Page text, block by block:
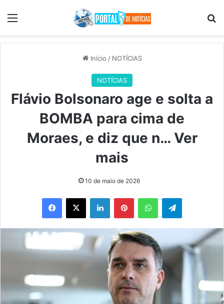
Menu
Início / NOTÍCIAS
NOTÍCIAS
Flávio Bolsonaro age e solta a
BOMBA para cima de
Moraes, e diz que n… Ver
mais
10 de maio de 2026
Facebook
X LinkedinPinterestWhatsAppTelegram